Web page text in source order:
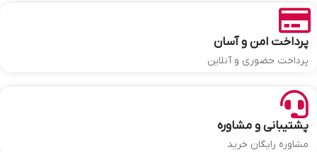
پرداخت امن و آسان
پرداخت حضوری و آنلاین
پشتیبانی و مشاوره
مشاوره رایگان خرید